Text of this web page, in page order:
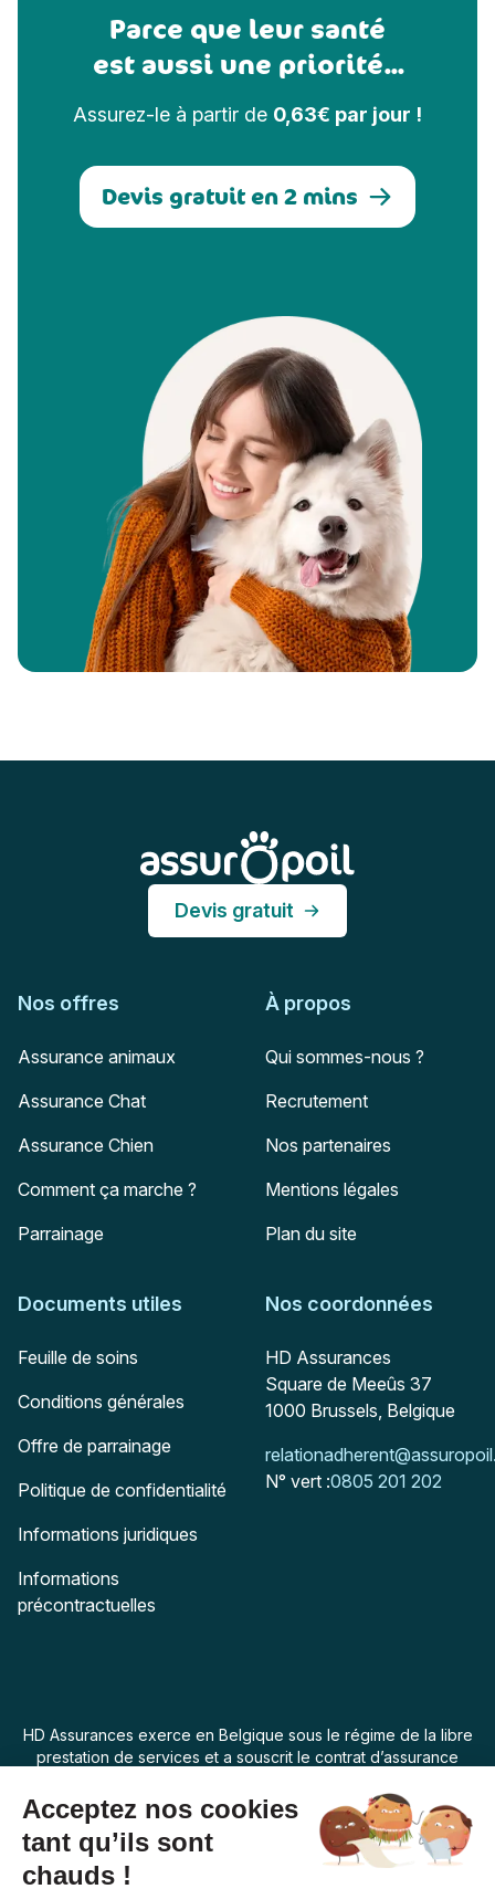
Parce que leur santé
est aussi une priorité...
Assurez-le à partir de 0,63€ par jour !
Devis gratuit en 2 mins
Devis gratuit
Nos offres
Assurance animaux
Assurance Chat
Assurance Chien
Comment ça marche ?
Parrainage
À propos
Qui sommes-nous ?
Recrutement
Nos partenaires
Mentions légales
Plan du site
Documents utiles
Feuille de soins
Conditions générales
Offre de parrainage
Politique de confidentialité
Informations juridiques
Informations
précontractuelles
Nos coordonnées
Adresse postale
HD Assurances
Square de Meeûs 37
1000 Brussels, Belgique
Mail :
N° vert :0805 201 202
HD Assurances exerce en Belgique sous le régime de la libre
prestation de services et a souscrit le contrat d’assurance
le siège social est 7 rue Belgrand, 92300 Levallois Perret,
France. La loi applicable au produit d’assurance est la loi